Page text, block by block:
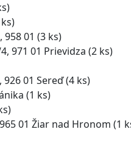
958 01 (3 ks)
971 01 Prievidza (2 ks)
926 01 Sereď(4 ks)
(1 ks)
01 Žiar nad Hronom (1